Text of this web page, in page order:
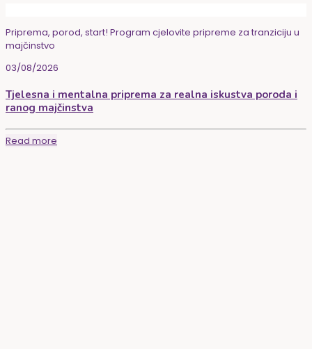
Priprema, porod, start! Program cjelovite pripreme za tranziciju u
majčinstvo
03/08/2026
Tjelesna i mentalna priprema za realna iskustva poroda i
ranog majčinstva
Read more